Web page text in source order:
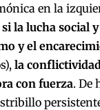
en la
la lucha social y
y el
la
con fuerza. De